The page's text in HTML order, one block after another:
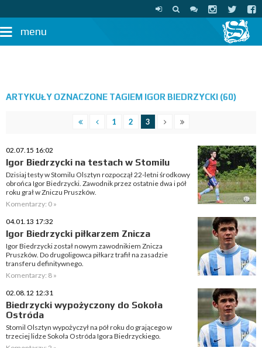
menu
ARTYKUŁY OZNACZONE TAGIEM IGOR BIEDRZYCKI (60)
1 2 3
02.07.15 16:02
Igor Biedrzycki na testach w Stomilu
Dzisiaj testy w Stomilu Olsztyn rozpoczął 22-letni środkowy
obrońca Igor Biedrzycki. Zawodnik przez ostatnie dwa i pół
roku grał w Zniczu Pruszków.
Komentarzy: 0 »
04.01.13 17:32
Igor Biedrzycki piłkarzem Znicza
Igor Biedrzycki został nowym zawodnikiem Znicza
Pruszków. Do drugoligowca piłkarz trafił na zasadzie
transferu definitywnego.
Komentarzy: 8 »
02.08.12 12:31
Biedrzycki wypożyczony do Sokoła
Ostróda
Stomil Olsztyn wypożyczył na pół roku do grającego w
trzeciej lidze Sokoła Ostróda Igora Biedrzyckiego.